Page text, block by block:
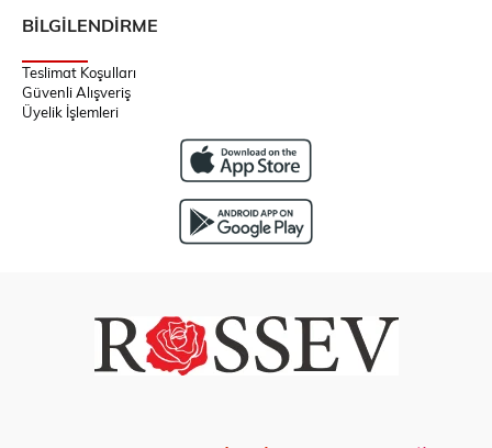
BİLGİLENDİRME
Teslimat Koşulları
Güvenli Alışveriş
Üyelik İşlemleri